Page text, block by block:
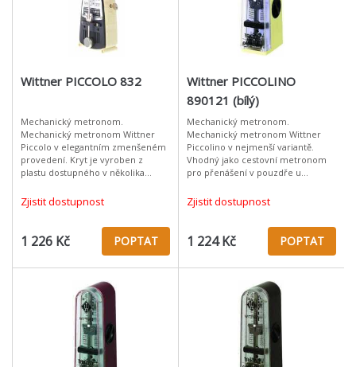
Wittner PICCOLO 832
Mechanický metronom.
Mechanický metronom Wittner
Piccolo v elegantním zmenšeném
provedení. Kryt je vyroben z
plastu dostupného v několika
plast Slonová kost Provedení bez
zvonku
Zjistit dostupnost
1 226 Kč POPTAT
Wittner PICCOLINO
890121 (bílý)
Mechanický metronom.
Mechanický metronom Wittner
Piccolino v nejmenší variantě.
Vhodný jako cestovní metronom
pro přenášení v pouzdře u
dostupného v několika barevných
variantách. Mat
Zjistit dostupnost
1 224 Kč POPTAT